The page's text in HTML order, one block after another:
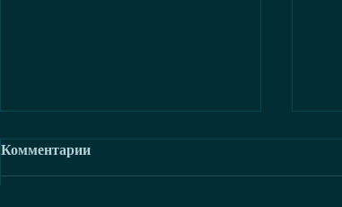
Комментарии